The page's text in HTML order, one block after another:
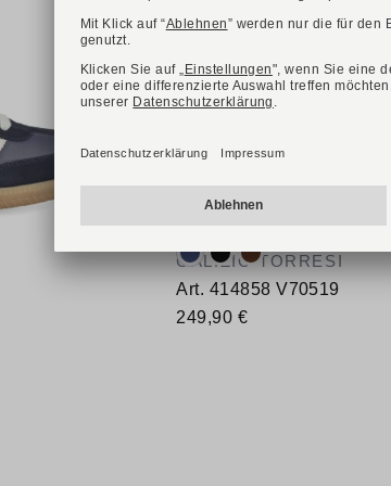
NEU
GALIZIO TORRESI
Art. 414858 V70519
249,90 €
Verfügbare Farbvarianten: